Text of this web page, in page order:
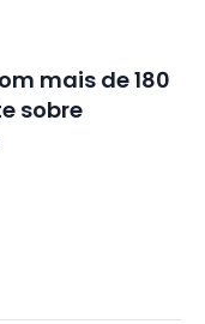
mais de 180
sobre